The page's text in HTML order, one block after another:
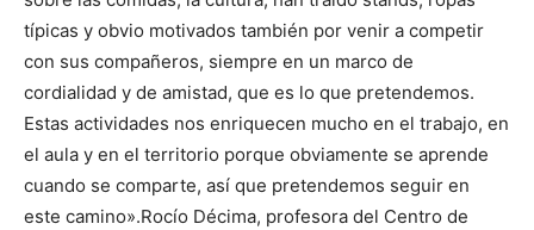
típicas y obvio motivados también por venir a competir
con sus compañeros, siempre en un marco de
cordialidad y de amistad, que es lo que pretendemos.
Estas actividades nos enriquecen mucho en el trabajo, en
el aula y en el territorio porque obviamente se aprende
cuando se comparte, así que pretendemos seguir en
este camino».Rocío Décima, profesora del Centro de